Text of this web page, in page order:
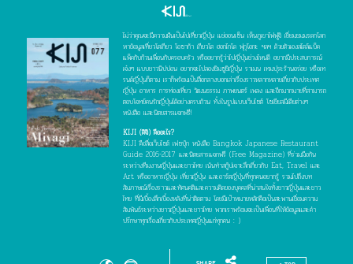
ไม่ว่าคุณจะมีความฝันเป็นไปเที่ยวญี่ปุ่น แช่ออนเซ็น เห็นภูเขาไฟฟูจิ เยี่ยมชมมรดกโลก
หาข้อมูลเที่ยวโตเกียว โอซาก้า เกียวโต ฮอกไกโด ฟุกุโอกะ ฯลฯ ด้วยตัวเองสไตล์แบ็ค
แพ็คกับก๊วนเพื่อนกับครอบครัว หรืออยากรู้ว่าไปญี่ปุ่นช่วงไหนดี อยากมีประสบการณ์
เจ๋งๆ แบบชาวนิปปอน อยากจะไปลองชิมซูชิญี่ปุ่น ราเมน เทมปุระร้านอร่อย หรือเท
รนด์ญี่ปุ่นก็ตาม เราก็พร้อมเป็นสื่อกลางบอกเล่าเรื่องราวหลากหลายเกี่ยวกับประเทศ
ญี่ปุ่น อาหาร การท่องเที่ยว วัฒนธรรม ภาพยนตร์ เพลง และอีกมากมายที่สามารถ
ตอบโจทย์คนรักญี่ปุ่นได้อย่างครบถ้วน ทั้งในรูปแบบเว็บไซต์ โซเชียลมีเดียต่างๆ
หนังสือ และนิตยสารแจกฟรี!
KIJI (คิจิ) คืออะไร?
KIJI คือสื่อเว็บไซต์ เฟซบุ๊ก หนังสือ Bangkok Japanese Restaurant
Guide 2016-2017 และนิตยสารแจกฟรี (Free Magazine) ที่ร่วมมือกัน
ระหว่างทีมงานญี่ปุ่นและชาวไทย เน้นทำสกู๊ปเจาะลึกเกี่ยวกับ Eat, Travel และ
Art หรืออาหารญี่ปุ่น เที่ยวญี่ปุ่น และอาร์ตญี่ปุ่นที่ทุกคนอยากรู้ รวมไปถึงบท
สัมภาษณ์เรื่องราวและทัศนคติและความคิดของบุคคลที่น่าสนใจทั้งชาวญี่ปุ่นและชาว
ไทย ที่มีเบื้องลึกเบื้องหลังที่น่าติดตาม โดยมีเป้าหมายหลักคือเป็นสะพานเชื่อมความ
สัมพันธ์ระหว่างชาวญี่ปุ่นและชาวไทย พวกเราพร้อมจะเป็นเพื่อนที่ให้ข้อมูลและคำ
ปรึกษาทุกเรื่องเกี่ยวกับประเทศญี่ปุ่นแก่ทุกคน : )